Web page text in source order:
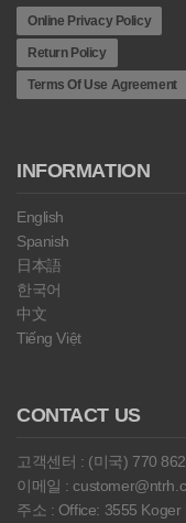
Online Privacy Policy
Return Policy
Terms Of Use Agreement
INFORMATION
English
Spanish
日本語
한국어
中文
Tiếng Việt
CONTACT US
고객센터 : (미국) 770
이메일 :
주소 : Office: 3555